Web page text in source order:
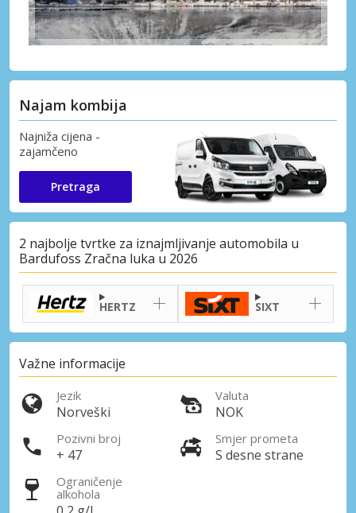
Najam kombija
Najniža cijena -
zajamčeno
Pretraga
2 najbolje tvrtke za iznajmljivanje automobila u
Bardufoss Zračna luka u 2026
HERTZ SIXT
Važne informacije
Jezik
Norveški
Valuta
NOK
Pozivni broj
+ 47
Smjer prometa
S desne strane
Ograničenje
alkohola